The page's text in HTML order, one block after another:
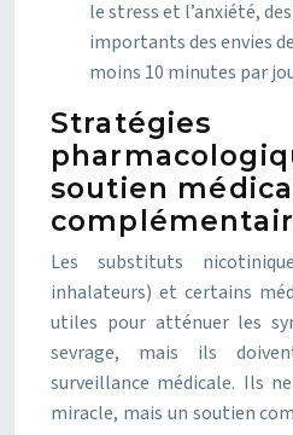
le stress et l’anxiété,
importants des envies
moins 10 minutes par
Stratégies
soutien médical
Les substituts
inhalateurs) et certains
utiles pour atténuer les
sevrage, mais ils
surveillance médicale. Ils
miracle, mais un soutien